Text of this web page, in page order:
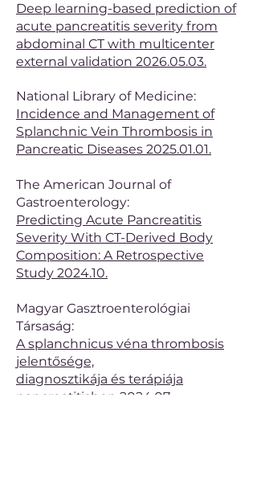
Deep learning-based prediction of
acute pancreatitis severity from
abdominal CT with multicenter
external validation 2026.05.03.
National Library of Medicine:
Incidence and Management of
Splanchnic Vein Thrombosis in
Pancreatic Diseases 2025.01.01.
The American Journal of
Gastroenterology:
Predicting Acute Pancreatitis
Severity With CT-Derived Body
Composition: A Retrospective
Study 2024.10.
Magyar Gasztroenterológiai
Társaság:
A splanchnicus véna thrombosis
jelentősége,
diagnosztikája és terápiája
pancreatitisben 2024.07.